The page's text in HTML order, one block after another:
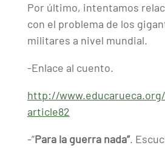
Por último, intentamos
con el problema de los
militares a nivel mundial.
-Enlace al cuento.
http://
article82
-”Para la guerra nada”.